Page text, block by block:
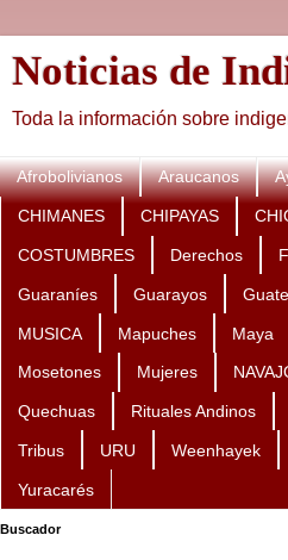
Noticias de
Toda la información sobre
Afrobolivianos Araucanos
CHIMANES CHIPAYAS
COSTUMBRES Derechos
Guaraníes Guarayos
MUSICA Mapuches Maya
Mosetones Mujeres
Quechuas Rituales Andinos
Tribus URU Weenhayek
Yuracarés
Buscador